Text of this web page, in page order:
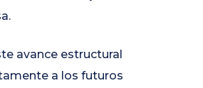
avance estructural
a los futuros